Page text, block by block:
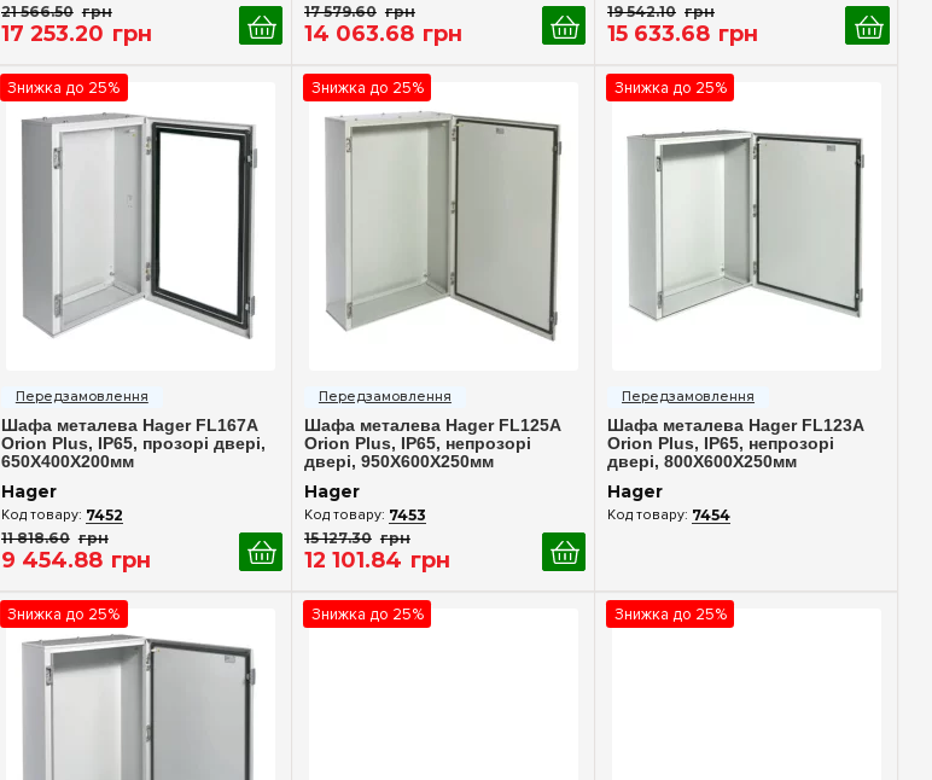
21 566.50 грн
17 253.20 грн
17 579.60 грн
14 063.68 грн
19 542.10 грн
15 633.68 грн
Знижка до 25%
Шафа металева Hager FL167A
Orion Plus, IP65, прозорі двері,
650X400X200мм
Hager
7452
11 818.60 грн
9 454.88 грн
Знижка до 25%
Шафа металева Hager FL125A
Orion Plus, IP65, непрозорі
двері, 950X600X250мм
Hager
7453
15 127.30 грн
12 101.84 грн
Знижка до 25%
Шафа металева Hager FL123A
Orion Plus, IP65, непрозорі
двері, 800X600X250мм
Hager
7454
Знижка до 25% Знижка до 25% Знижка до 25%